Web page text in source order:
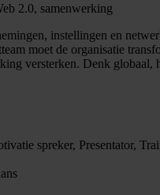
2.0, samenwerking
instellingen en
moet de organisatie
versterken. Denk globaal,
spreker, Presentator,